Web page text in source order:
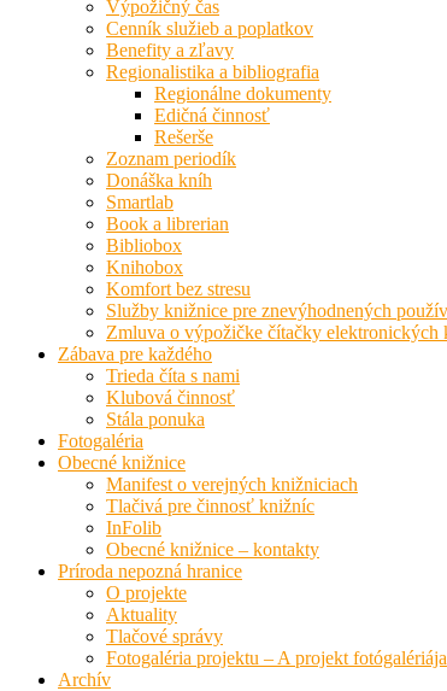
Výpožičný čas
Cenník služieb a poplatkov
Benefity a zľavy
Regionalistika a bibliografia
Regionálne dokumenty
Edičná činnosť
Rešerše
Zoznam periodík
Donáška kníh
Smartlab
Book a librerian
Bibliobox
Knihobox
Komfort bez stresu
Služby knižnice pre znevýhodnených
Zmluva o výpožičke čítačky elektronických
Zábava pre každého
Trieda číta s nami
Klubová činnosť
Stála ponuka
Fotogaléria
Obecné knižnice
Manifest o verejných knižniciach
Tlačivá pre činnosť knižníc
InFolib
Obecné knižnice – kontakty
Príroda nepozná hranice
O projekte
Aktuality
Tlačové správy
Fotogaléria projektu – A projekt fotógalériája
Archív